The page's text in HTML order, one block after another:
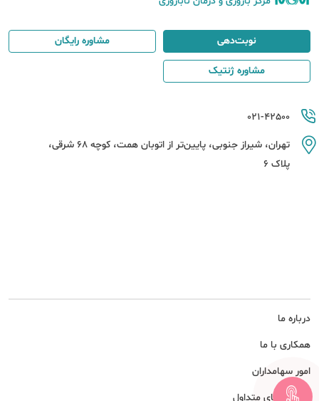
درباره ما
همکاری با ما
امور سهامداران
پرسش های متداول
021-42500
تهران، شیراز جنوبی، پایین‌تر از اتوبان همت، کوچه 68 شرقی،
پلاک 6
نوبت‌دهی مشاوره رایگان
مشاوره ژنتیک